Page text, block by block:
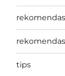
tips